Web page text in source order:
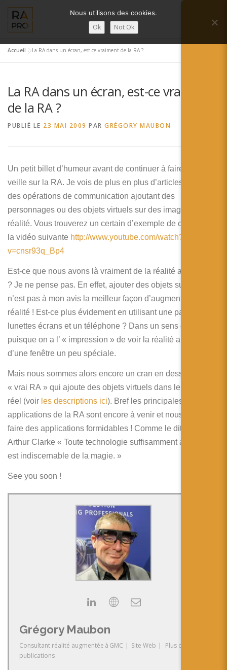
contenu
Menu
SERVICES RA’PRO ACTUALITÉ DE LA RA
Français
Deutsch
简体中文
Español
Accueil »La RA dans un écran, est-ce vraiment de la RA ?
La RA dans un écran, est-ce vraiment
de la RA ?
PUBLIÉ LE 23 MAI 2009 PAR GRÉGORY MAUBON
Un petit billet d’humeur avant de continuer à faire de la
veille sur la RA. Je vois de plus en plus d’articles montrant
des opérations de communication ajoutant des
personnages ou des objets virtuels sur des images de la
réalité. Vous trouverez un certain d’exemple de ce type sur
la vidéo suivante http://www.youtube.com/watch?
v=cnsr93q_Bp4
Est-ce que nous avons là vraiment de la réalité augmentée
? Je ne pense pas. En effet, ajouter des objets sur un film
n’est pas à mon avis la meilleur façon d’augmenter la
réalité ! Est-ce plus évidement en utilisant une paire de
lunettes écrans et un téléphone ? Dans un sens oui
puisque on a l’ « impression » de voir la réalité au travers
d’une fenêtre un peu spéciale.
Mais nous sommes alors encore un cran en dessous de la
« vrai RA » qui ajoute des objets virtuels dans le monde
réel (voir les descriptions ici). Bref les principales
applications de la RA sont encore à venir et nous allons
faire des applications formidables ! Comme le dit très bien
Arthur Clarke « Toute technologie suffisamment avancée
est indiscernable de la magie. »
See you soon !
Grégory Maubon
Consultant réalité augmentée à GMC | Site Web |
Plus de
publications
Nous utilisons des cookies.
Ok Not Ok